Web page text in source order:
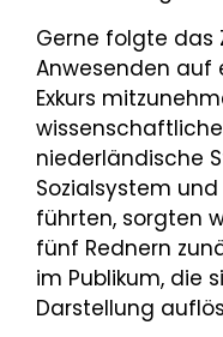
Gerne folgte das
Anwesenden auf
Exkurs
niederländische
Sozialsystem
führten, sorgten
fünf Rednern
im Publikum, die
Darstellung